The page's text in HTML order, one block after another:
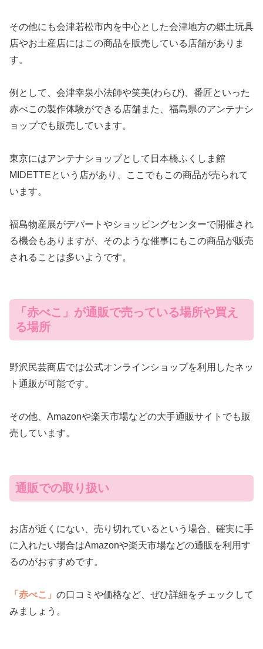
その他にも会津若松市内を中心とした会津地方の郷土玩具
店やお土産店にはこの商品を販売している店舗がありま
す。
例として、会津幸泉小法師や笑美(わらび)、番匠といった
赤べこの製作体験ができる店舗また、福島県のアンテナシ
ョップでも販売しています。
東京にはアンテナショップとして日本橋ふくしま館
MIDETTEという店があり、ここでもこの商品が売られて
います。
福島物産展がデパートやショッピングセンターで開催され
る機会もありますが、そのような催事にもこの商品が販売
されることは多いようです。
「赤べこ」が通販で売っている場所や買え
る場所
野沢民芸商店では公式オンラインショップを利用したネッ
ト通販が可能です。
その他、Amazonや楽天市場などの大手通販サイトでも販
売しています。
通販での取り扱い
お店が近くにない、売り切れているという場合、確実に手
に入れたい場合はAmazonや楽天市場などの通販を利用す
るのがおすすめです。
「赤べこ」 の口コミや価格など、ぜひ詳細をチェックして
みましょう。